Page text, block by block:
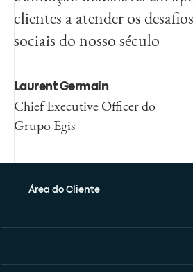
clientes a atender os
sociais do nosso século
Laurent Germain
Chief Executive Officer do
Grupo Egis
Área do Cliente